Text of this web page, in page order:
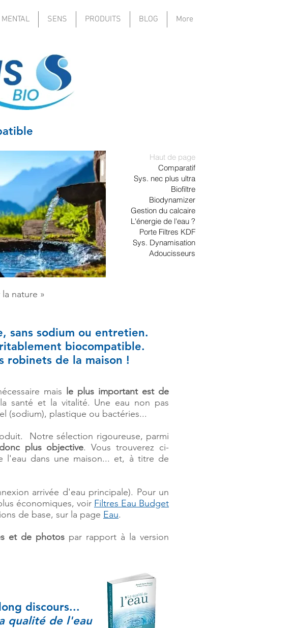
MENTAL SENS PRODUITS BLOG More
Haut de page
Comparatif
Sys. nec plus ultra
Biofiltre
Biodynamizer
Gestion du calcaire
L'énergie de l'eau ?
Porte Filtres KDF
Sys. Dynamisation
Adoucisseurs
nature »
sans sodium ou entretien.
biocompatible.
robinets de la maison !
mais
le plus important est de
santé et la vitalité. Une eau non pas
(sodium), plastique ou bactéries...
Notre sélection rigoureuse, parmi
plus objective. Vous trouverez ci-
l'eau dans une maison... et, à titre de
arrivée d'eau principale). Pour un
économiques, voir Filtres Eau Budget
de base, sur la page Eau.
et de photos par rapport à la version
discours...
qualité de l'eau